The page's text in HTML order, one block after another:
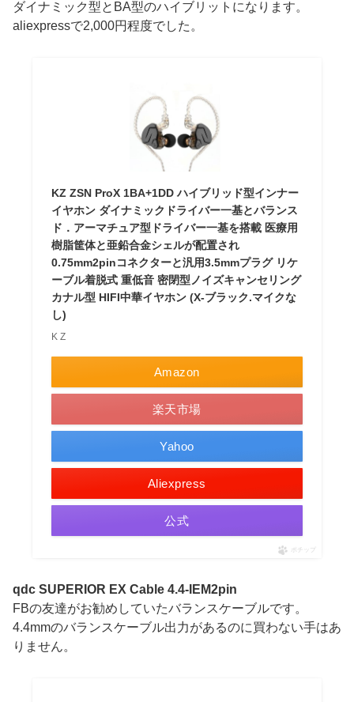
ダイナミック型とBA型のハイブリットになります。
aliexpressで2,000円程度でした。
KZ ZSN ProX 1BA+1DD ハイブリッド型インナー
イヤホン ダイナミックドライバー一基とバランス
ド．アーマチュア型ドライバー一基を搭載 医療用
樹脂筐体と亜鉛合金シェルが配置され
0.75mm2pinコネクターと汎用3.5mmプラグ リケ
ーブル着脱式 重低音 密閉型ノイズキャンセリング
カナル型 HIFI中華イヤホン (X-ブラック.マイクな
し)
K Z
Amazon
楽天市場
Yahoo
Aliexpress
公式
ポチップ
qdc SUPERIOR EX Cable 4.4-IEM2pin
FBの友達がお勧めしていたバランスケーブルです。
4.4mmのバランスケーブル出力があるのに買わない手はあ
りません。